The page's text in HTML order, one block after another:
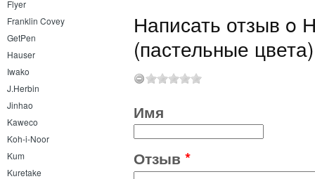
Flyer
Franklin Covey
GetPen
Hauser
Iwako
J.Herbin
Jinhao
Kaweco
Koh-i-Noor
Kum
Kuretake
Написать отзыв o
(пастельные цвета)
Имя
Отзыв *